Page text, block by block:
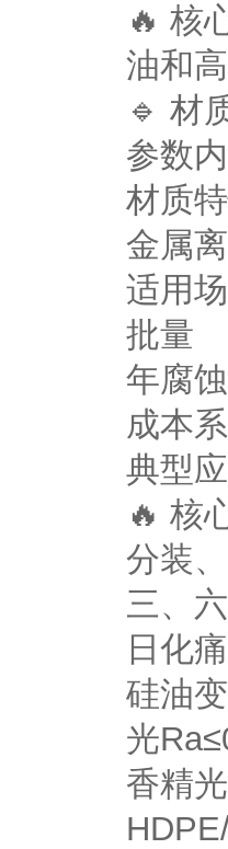
🔥 核
油和
🔹 材
参数
材质
金属
适用
批量
年腐
成本
典型
🔥 核
分装
三、
日化
硅油
光
香精